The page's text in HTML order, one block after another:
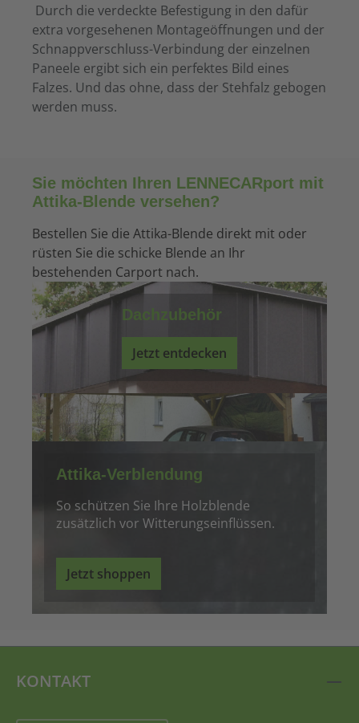
Durch die verdeckte Befestigung in den dafür
extra vorgesehenen Montageöffnungen und der
Schnappverschluss-Verbindung der einzelnen
Paneele ergibt sich ein perfektes Bild eines
Falzes. Und das ohne, dass der Stehfalz gebogen
werden muss.
Sie möchten Ihren LENNECARport mit
Attika-Blende versehen?
Bestellen Sie die Attika-Blende direkt mit oder
rüsten Sie die schicke Blende an Ihr
bestehenden Carport nach.
Dachzubehör
Jetzt entdecken
Attika-Verblendung
So schützen Sie Ihre Holzblende
zusätzlich vor Witterungseinflüssen.
Jetzt shoppen
KONTAKT